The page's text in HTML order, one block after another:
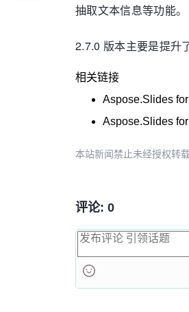
抽取文本信息等功能。
2.7.0 版本主要是提升
相关链接
Aspose.Slides
Aspose.Slides
本站新闻禁止未经授权转
评论: 0